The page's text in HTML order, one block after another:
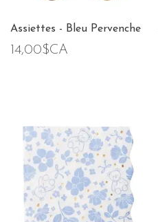
Assiettes - Bleu Pervenche
14,00$CA